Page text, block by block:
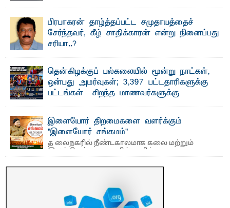
பாண்டிருப்பு ...பிரபாகரன் தாழ்த்தப்பட்ட சமுதாயத்தைச்
சேர்ந்தவர், கீழ் சாதிக்காரன் என்று நினைப்பது
சரியா..?
தென்கிழக்குப் பல்கலையில் மூன்று நாட்கள்,
ஒன்பது அமர்வுகள்; 3,397 பட்டதாரிகளுக்கு
பட்டங்கள் – சிறந்த மாணவர்களுக்கு
தங்கப்பதக்கங்கள், நினைவுப் பதக்கங்கள்
மற்றும் சிறப்புப் பரிசுகள்
எம்.வை. அமீர்- ஒ லுவிலில் அமைந்துள்ள தென்கிழக்குப்
பல்கலைக்கழகத்தின் 18ஆவது பொதுப் பட்டமளிப்பு விழா ...
இளையோர் திறமைகளை வளர்க்கும்
"இளையோர் சங்கமம்"
த லைநகரில் நீண்டகாலமாக கலை மற்றும்
இலக்கியத் துறைகளில் தனித்துவமான
பணிகளை முன்னெடுத்து வரும் புதிய ...